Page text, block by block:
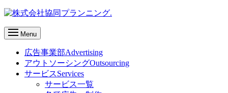
Menu
広告事業部Advertising
アウトソーシングOutsourcing
サービスServices
サービス一覧